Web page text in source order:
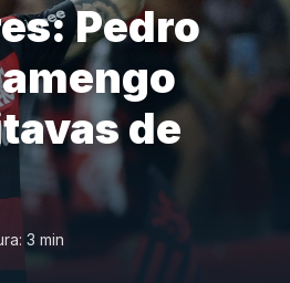
Pedro
de
3 min